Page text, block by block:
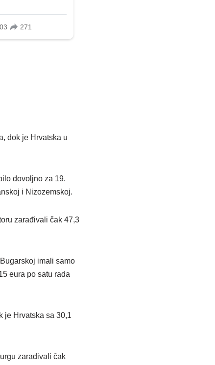
dok je Hrvatska u
dovoljno za 19.
i Nizozemskoj.
zarađivali čak 47,3
imali samo
eura po satu rada
je Hrvatska sa 30,1
zarađivali čak